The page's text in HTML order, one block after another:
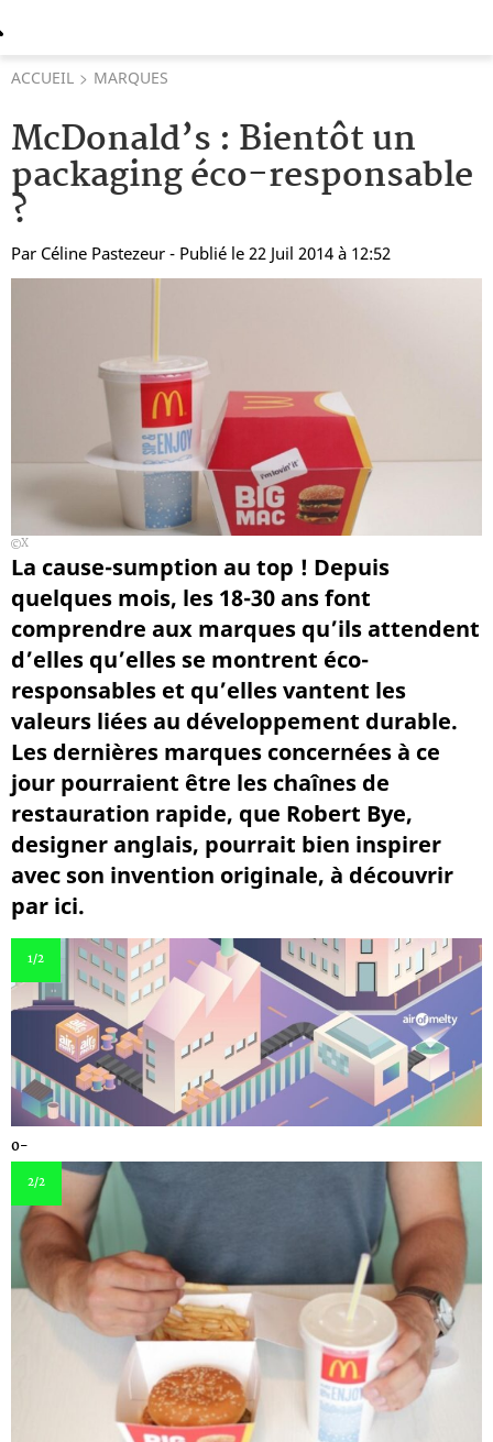
ACCUEIL MARQUES
McDonald’s : Bientôt un
packaging éco-responsable
?
Par Céline Pastezeur - Publié le 22 Juil 2014 à 12:52
X
La cause-sumption au top ! Depuis
quelques mois, les 18-30 ans font
comprendre aux marques qu’ils attendent
d’elles qu’elles se montrent éco-
responsables et qu’elles vantent les
valeurs liées au développement durable.
Les dernières marques concernées à ce
jour pourraient être les chaînes de
restauration rapide, que Robert Bye,
designer anglais, pourrait bien inspirer
avec son invention originale, à découvrir
par ici.
1/2
0-
2/2